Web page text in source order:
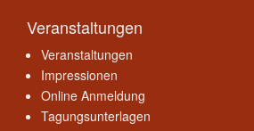
Veranstaltungen
Veranstaltungen
Impressionen
Online Anmeldung
Tagungsunterlagen